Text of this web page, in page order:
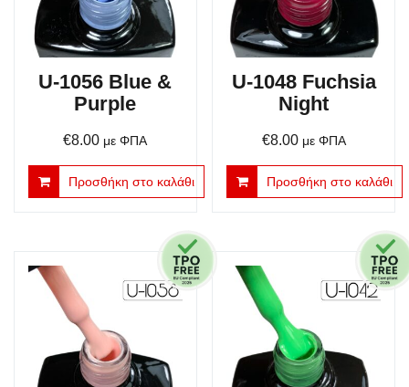
U-1056 Blue &
Purple
€8.00 με ΦΠΑ
Προσθήκη στο καλάθι
U-1048 Fuchsia
Night
€8.00 με ΦΠΑ
Προσθήκη στο καλάθι